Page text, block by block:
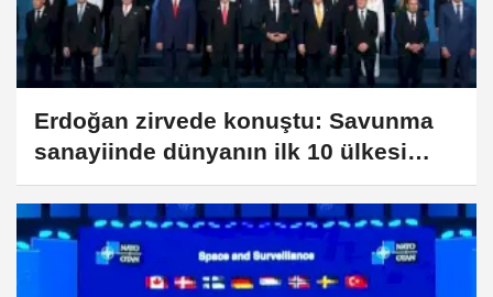
Erdoğan zirvede konuştu: Savunma
sanayiinde dünyanın ilk 10 ülkesi
arasındayız